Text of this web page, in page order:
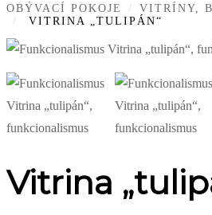
OBÝVACÍ POKOJE
VITRÍNY,
VITRINA „TULIPÁN“
Vitrina